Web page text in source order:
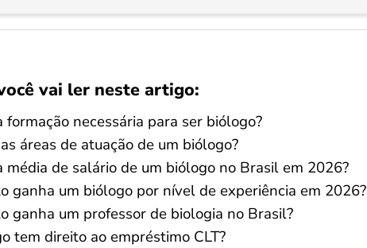
vai ler neste artigo:
formação necessária para ser biólogo?
áreas de atuação de um biólogo?
média de salário de um biólogo no Brasil em 2026?
ganha um biólogo por nível de experiência em 2026?
ganha um professor de biologia no Brasil?
tem direito ao empréstimo CLT?